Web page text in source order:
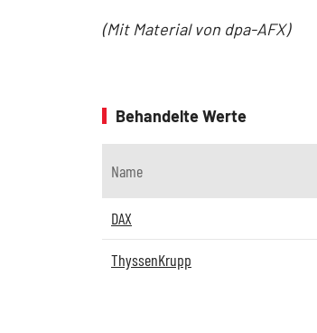
(Mit Material von dpa-AFX)
Behandelte Werte
Name
DAX
ThyssenKrupp